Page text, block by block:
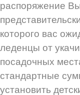
распоряжение
которого вас
леденцы от
посадочных
стандартные
установить